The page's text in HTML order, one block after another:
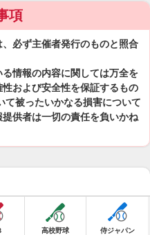
項
必ず主催者発行のものと照合
情報の内容に関しては万全を
および安全性を保証するもの
て被ったいかなる損害について
供者は一切の責任を負いかね
高校野球 侍ジャパン